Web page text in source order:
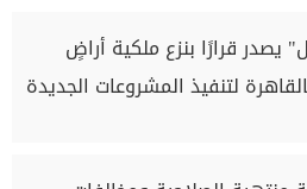
يصدر قرارًا بنزع ملكية أراضٍ
لتنفيذ المشروعات الجديدة